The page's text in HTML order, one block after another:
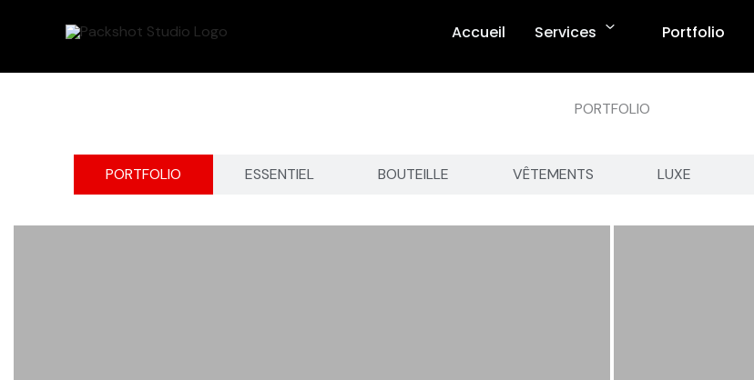
Accueil Services Portfolio
PORTFOLIO
PORTFOLIO ESSENTIEL BOUTEILLE VÊTEMENTS LUXE